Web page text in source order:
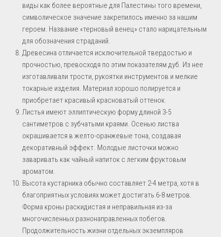
виды как более вероятные для Палестины того времени,
символическое значение закрепилось именно за нашим
героем. Название «терновый венец» стало нарицательным
для обозначения страданий.
Древесина отличается исключительной твердостью и
прочностью, превосходя по этим показателям дуб. Из нее
изготавливали трости, рукоятки инструментов и мелкие
токарные изделия. Материал хорошо полируется и
приобретает красивый красноватый оттенок.
Листья имеют эллиптическую форму длиной 3-5
сантиметров с зубчатыми краями. Осенью листва
окрашивается в желто-оранжевые тона, создавая
декоративный эффект. Молодые листочки можно
заваривать как чайный напиток с легким фруктовым
ароматом.
Высота кустарника обычно составляет 2-4 метра, хотя в
благоприятных условиях может достигать 6-8 метров.
Форма кроны раскидистая и неправильная из-за
многочисленных разнонаправленных побегов.
Продолжительность жизни отдельных экземпляров